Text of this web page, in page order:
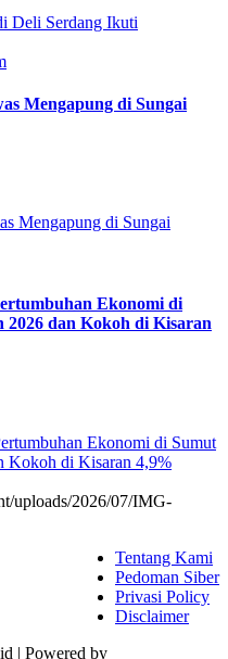
Mengapung di Sungai
Ekonomi di
dan Kokoh di Kisaran
uploads/2026/07/IMG-
Tentang Kami
Pedoman Siber
Privasi Policy
Disclaimer
| Powered by